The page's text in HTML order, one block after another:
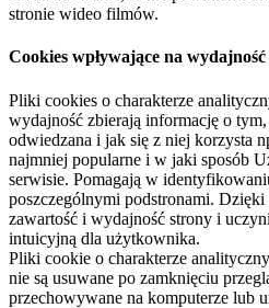
stronie wideo filmów.
Cookies wpływające na wydajność
Pliki cookies o charakterze
wydajność zbierają informację o
odwiedzana i jak się z niej korzysta
najmniej popularne i w jaki sposób
serwisie. Pomagają w
poszczególnymi podstronami. Dzięki
zawartość i wydajność strony i
intuicyjną dla użytkownika.
Pliki cookie o charakterze
nie są usuwane po zamknięciu
przechowywane na komputerze lub